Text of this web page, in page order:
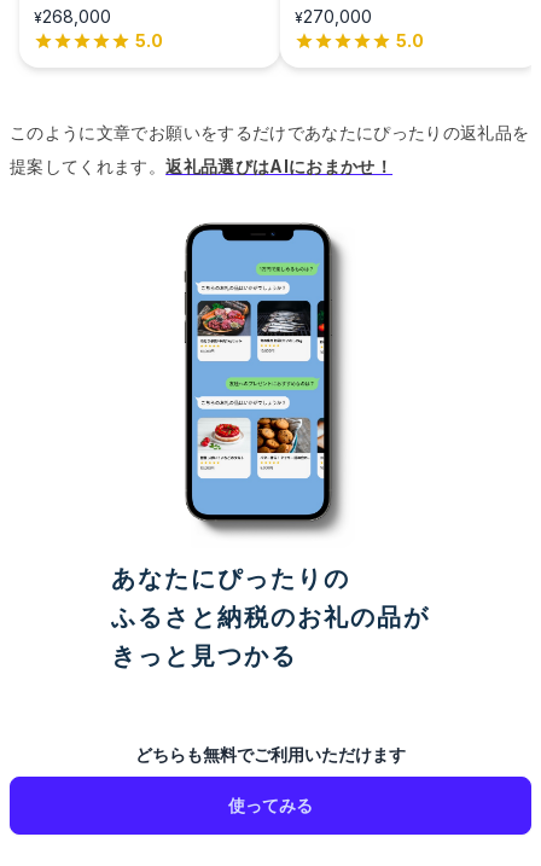
¥268,000
5.0
¥270,000
5.0
このように文章でお願いをするだけであなたにぴったりの返礼品を
提案してくれます。返礼品選びはAIにおまかせ！
あなたにぴったりの
ふるさと納税のお礼の品が
きっと見つかる
どちらも無料でご利用いただけます
使ってみる